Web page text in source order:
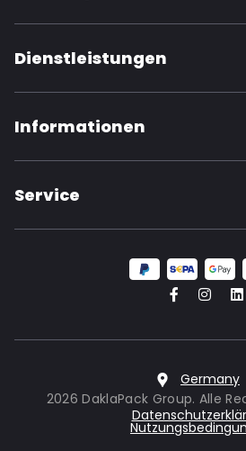
Dienstleistungen
Informationen
Service
Germany
2026 DaklaPack Group. Alle